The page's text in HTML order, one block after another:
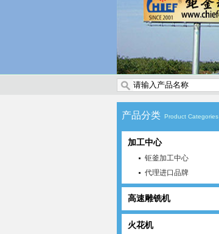
产品分类 Product Categories
加工中心
钜釜加工中心
代理进口品牌
高速雕铣机
火花机